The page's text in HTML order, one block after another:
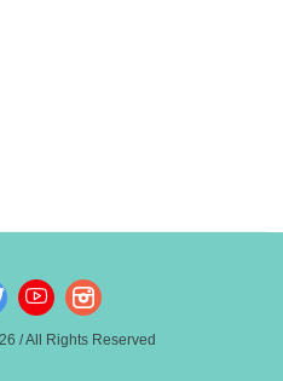
/ All Rights Reserved